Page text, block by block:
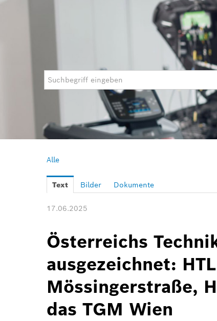
Alle
Text Bilder Dokumente
17.06.2025
Österreichs
ausgezeichnet:
Mössingerstraße,
das TGM Wien